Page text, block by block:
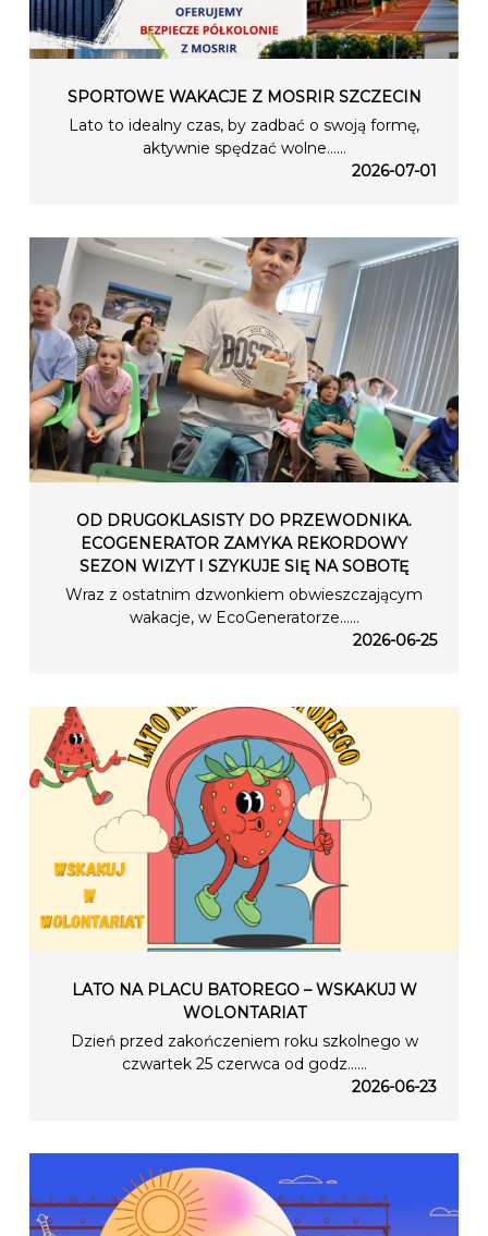
SPORTOWE WAKACJE Z MOSRIR SZCZECIN
Lato to idealny czas, by zadbać o swoją formę,
aktywnie spędzać wolne…...
2026-07-01
OD DRUGOKLASISTY DO PRZEWODNIKA.
ECOGENERATOR ZAMYKA REKORDOWY
SEZON WIZYT I SZYKUJE SIĘ NA SOBOTĘ
Wraz z ostatnim dzwonkiem obwieszczającym
wakacje, w EcoGeneratorze…...
2026-06-25
LATO NA PLACU BATOREGO – WSKAKUJ W
WOLONTARIAT
Dzień przed zakończeniem roku szkolnego w
czwartek 25 czerwca od godz…...
2026-06-23